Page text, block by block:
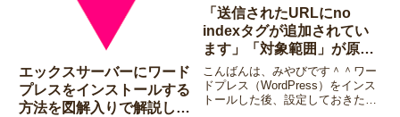
エックスサーバーにワード
プレスをインストールする
方法を図解入りで解説しま
「送信されたURLにno
indexタグが追加されてい
ます」「対象範囲」が原因
のエラーの対処法！
こんばんは、みやびです＾＾ワー
ドプレス（WordPress）をインス
トールした後、設定しておきたい